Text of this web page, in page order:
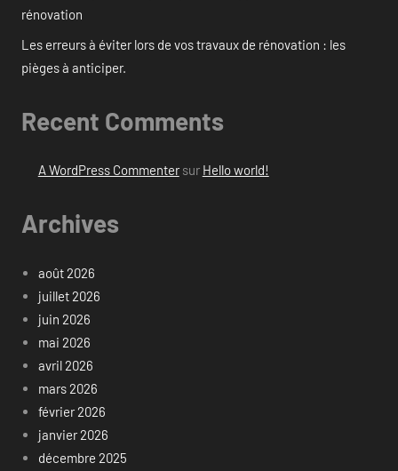
rénovation
Les erreurs à éviter lors de vos travaux de rénovation : les
pièges à anticiper.
Recent Comments
A WordPress Commentersur Hello world!
Archives
août 2026
juillet 2026
juin 2026
mai 2026
avril 2026
mars 2026
février 2026
janvier 2026
décembre 2025